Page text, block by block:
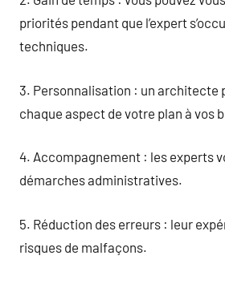
priorités pendant que l’expert
techniques.
3. Personnalisation : un architecte
chaque aspect de votre plan à vos
4. Accompagnement : les experts
démarches administratives.
5. Réduction des erreurs : leur
risques de malfaçons.